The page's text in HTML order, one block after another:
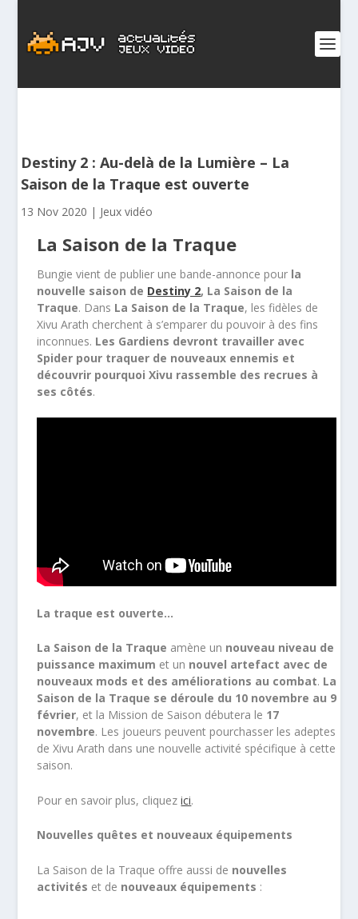
Destiny 2 : Au-delà de la Lumière – La
Saison de la Traque est ouverte
13 Nov 2020 | Jeux vidéo
La Saison de la Traque
Bungie vient de publier une bande-annonce pour la
nouvelle saison de Destiny 2, La Saison de la
Traque. Dans La Saison de la Traque, les fidèles de
Xivu Arath cherchent à s’emparer du pouvoir à des fins
inconnues. Les Gardiens devront travailler avec
Spider pour traquer de nouveaux ennemis et
découvrir pourquoi Xivu rassemble des recrues à
ses côtés.
La traque est ouverte…
La Saison de la Traque amène un nouveau niveau de
puissance maximum et un nouvel artefact avec de
nouveaux mods et des améliorations au combat. La
Saison de la Traque se déroule du 10 novembre au 9
février, et la Mission de Saison débutera le 17
novembre. Les joueurs peuvent pourchasser les adeptes
de Xivu Arath dans une nouvelle activité spécifique à cette
saison.
Pour en savoir plus, cliquezici.
Nouvelles quêtes et nouveaux équipements
La Saison de la Traque offre aussi de nouvelles
activités et de nouveaux équipements :